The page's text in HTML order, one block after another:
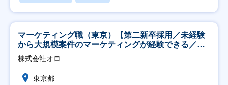
マーケティング職（東京）【第二新卒採用／未経験
から大規模案件のマーケティングが経験できる／研
修充実】
株式会社オロ
東京都